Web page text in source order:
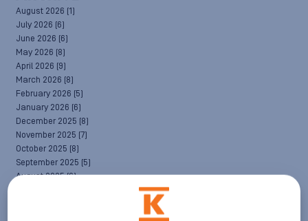
August 2026 (1)
July 2026 (6)
June 2026 (6)
May 2026 (8)
April 2026 (9)
March 2026 (8)
February 2026 (5)
January 2026 (6)
December 2025 (8)
November 2025 (7)
October 2025 (8)
September 2025 (5)
August 2025(6)